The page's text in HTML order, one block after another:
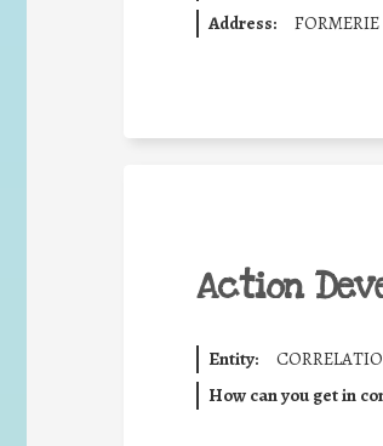
Address:
FORMERIE
Action
Entity:
How can you get in